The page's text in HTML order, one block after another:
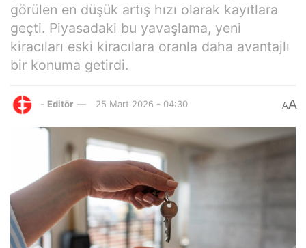
görülen en düşük artış hızı olarak kayıtlara
geçti. Piyasadaki bu yavaşlama, yeni
kiracıları eski kiracılara oranla daha avantajlı
bir konuma getirdi.
- Editör 25 Mart 2026 - 04:30 AA